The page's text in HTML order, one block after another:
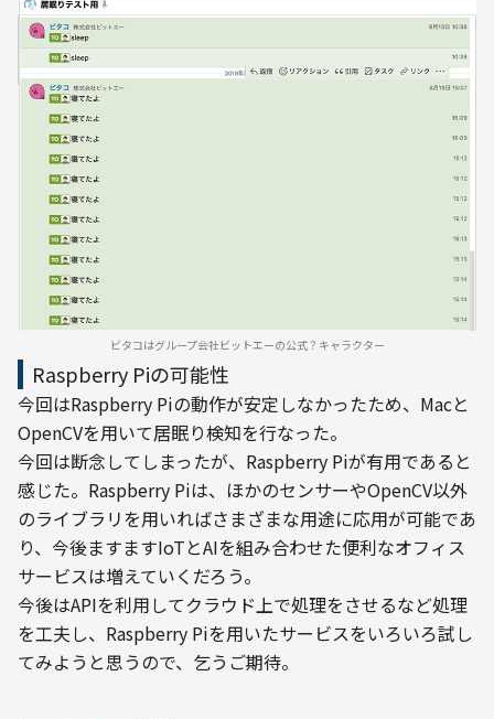
ビタコはグループ会社ビットエーの公式？キャラクター
Raspberry Piの可能性
今回はRaspberry Piの動作が安定しなかったため、Macと
OpenCVを用いて居眠り検知を行なった。
今回は断念してしまったが、Raspberry Piが有用であると
感じた。Raspberry Piは、ほかのセンサーやOpenCV以外
のライブラリを用いればさまざまな用途に応用が可能であ
り、今後ますますIoTとAIを組み合わせた便利なオフィス
サービスは増えていくだろう。
今後はAPIを利用してクラウド上で処理をさせるなど処理
を工夫し、Raspberry Piを用いたサービスをいろいろ試し
てみようと思うので、乞うご期待。